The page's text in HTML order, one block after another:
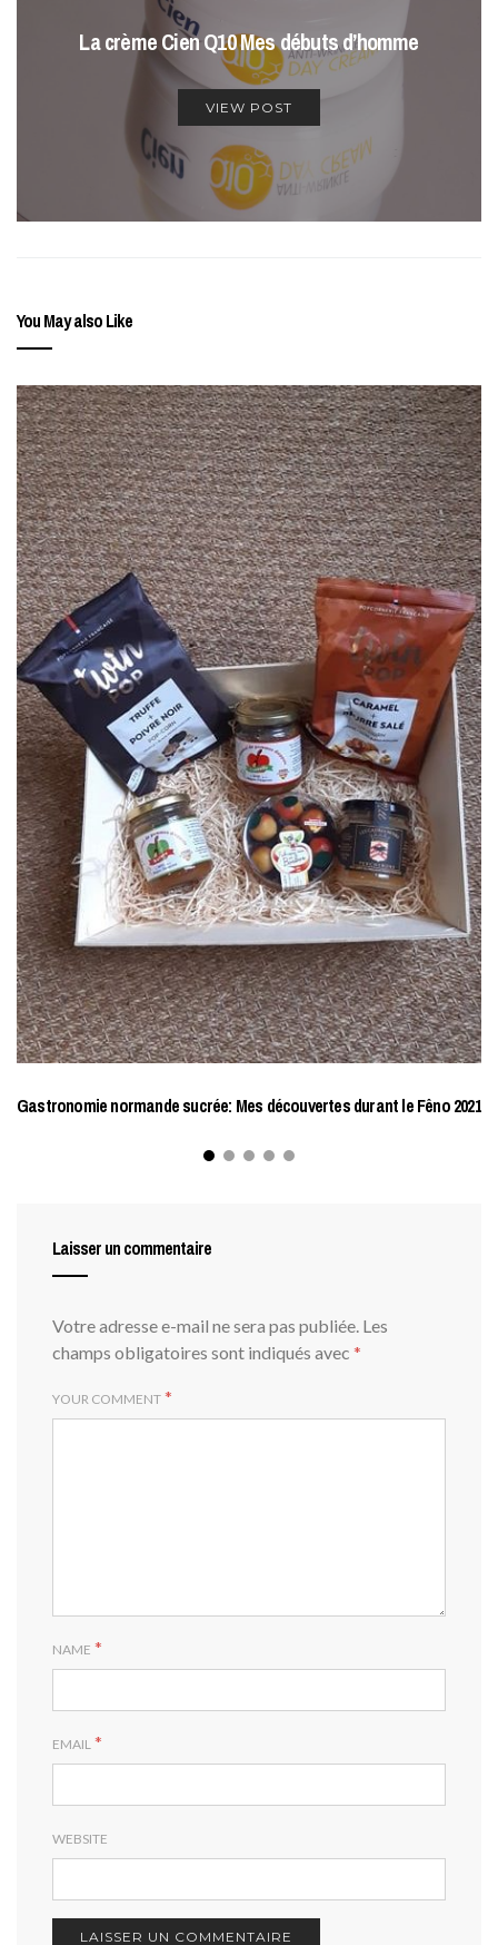
La crème Cien Q10 Mes débuts d’homme
VIEW POST
You May also Like
Gastronomie normande sucrée: Mes découvertes durant le Fêno 2021
Laisser un commentaire
Votre adresse e-mail ne sera pas publiée. Les
champs obligatoires sont indiqués avec *
YOUR COMMENT *
NAME *
EMAIL *
WEBSITE